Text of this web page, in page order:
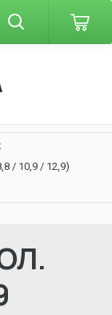
/ 10,9 / 12,9)